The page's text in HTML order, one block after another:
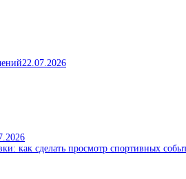
22.07.2026
как сделать просмотр спортивных